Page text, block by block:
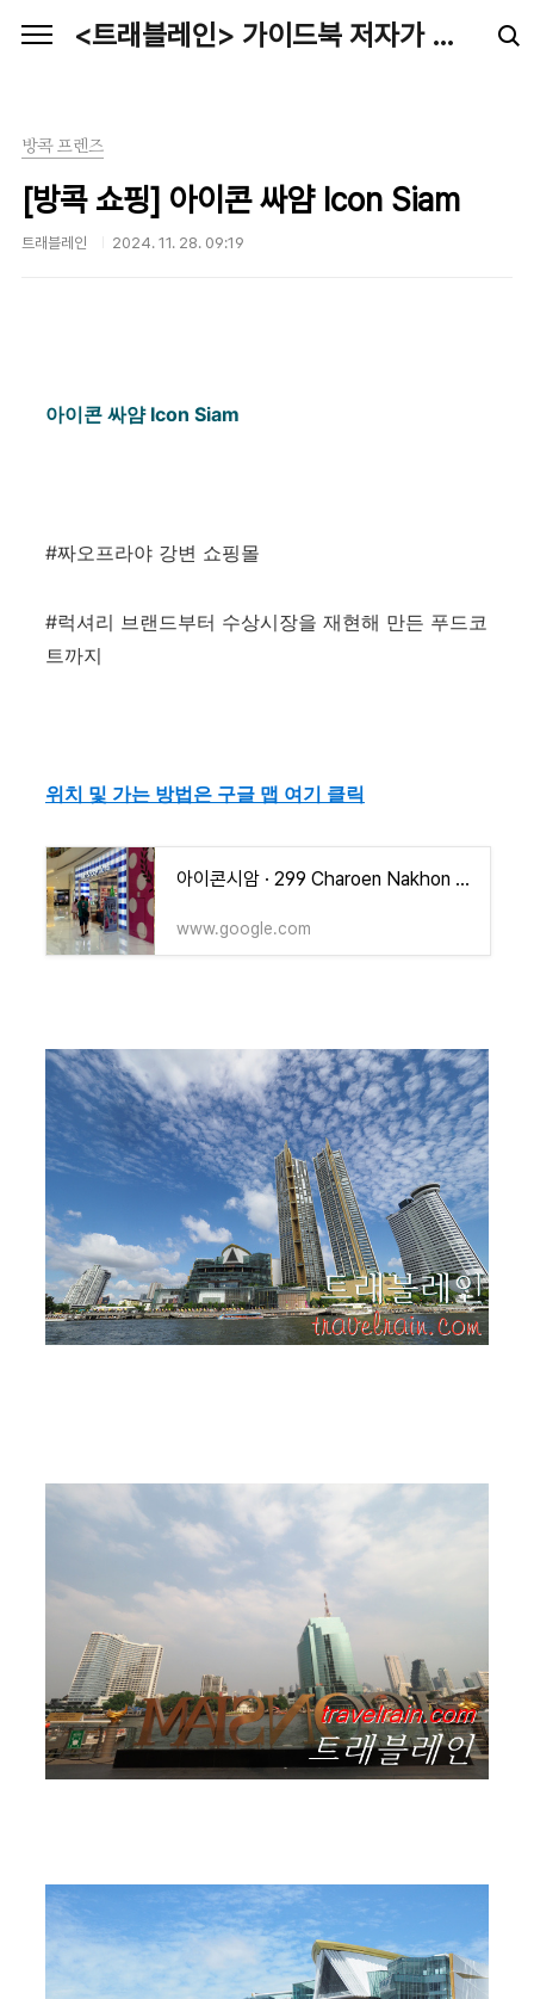
<트래블레인> 가이드북 저자가 전하는 최신 여행정보
방콕 프렌즈
[방콕 쇼핑] 아이콘 싸얌 Icon Siam
트래블레인 2024. 11. 28. 09:19
아이콘 싸얌 Icon Siam
#짜오프라야 강변 쇼핑몰
#럭셔리 브랜드부터 수상시장을 재현해 만든 푸드코
트까지
위치 및 가는 방법은 구글 맵 여기 클릭
아이콘시암 · 299 Charoen Nakhon Rd, Khlong Ton Sai, Khlong San, Bangkok 10600 태국
www.google.com